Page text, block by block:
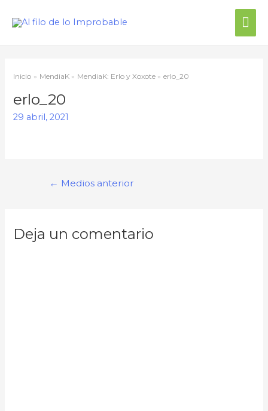
Inicio MendiaK MendiaK: Erlo y Xoxote erlo_20
erlo_20
29 abril, 2021
← Medios anterior
Deja un comentario